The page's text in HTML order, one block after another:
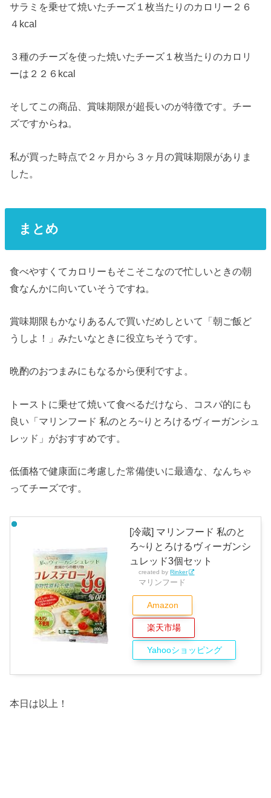
サラミを乗せて焼いたチーズ１枚当たりのカロリー２６
４kcal
３種のチーズを使った焼いたチーズ１枚当たりのカロリ
ーは２２６kcal
そしてこの商品、賞味期限が超長いのが特徴です。チー
ズですからね。
私が買った時点で２ヶ月から３ヶ月の賞味期限がありま
した。
まとめ
食べやすくてカロリーもそこそこなので忙しいときの朝
食なんかに向いていそうですね。
賞味期限もかなりあるんで買いだめしといて「朝ご飯ど
うしよ！」みたいなときに役立ちそうです。
晩酌のおつまみにもなるから便利ですよ。
トーストに乗せて焼いて食べるだけなら、コスパ的にも
良い「マリンフード 私のとろ~りとろけるヴィーガンシュ
レッド」がおすすめです。
低価格で健康面に考慮した常備使いに最適な、なんちゃ
ってチーズです。
[冷蔵] マリンフード 私のと
ろ~りとろけるヴィーガンシ
ュレッド3個セット
created byRinker
マリンフード
Amazon
楽天市場
Yahooショッピング
本日は以上！